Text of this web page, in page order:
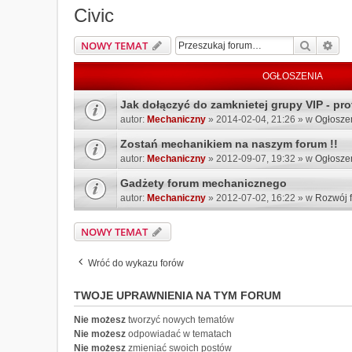
Civic
NOWY TEMAT Szukaj
OGŁOSZENIA
Jak dołączyć do zamknietej grupy VIP -
autor: Mechaniczny » 2014-02-04, 21:26 » w
Zostań mechanikiem na naszym forum !!
autor: Mechaniczny » 2012-09-07, 19:32 » w
Gadżety forum mechanicznego
autor: Mechaniczny » 2012-07-02, 16:22 » w Rozwój
NOWY TEMAT
Wróć do wykazu forów
TWOJE UPRAWNIENIA NA TYM FORUM
Nie możesz tworzyć nowych tematów
Nie możesz odpowiadać w tematach
Nie możesz zmieniać swoich postów